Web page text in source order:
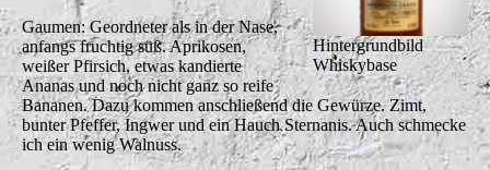
Hintergrundbild
Whiskybase
Gaumen: Geordneter als in der Nase,
anfangs fruchtig süß. Aprikosen,
weißer Pfirsich, etwas kandierte
Ananas und noch nicht ganz so reife
Bananen. Dazu kommen anschließend die Gewürze. Zimt,
bunter Pfeffer, Ingwer und ein Hauch Sternanis. Auch schmecke
ich ein wenig Walnuss.